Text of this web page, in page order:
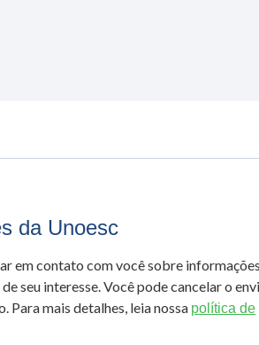
da Unoesc
em contato com você sobre informações
seu interesse. Você pode cancelar o
Para mais detalhes, leia nossa política de